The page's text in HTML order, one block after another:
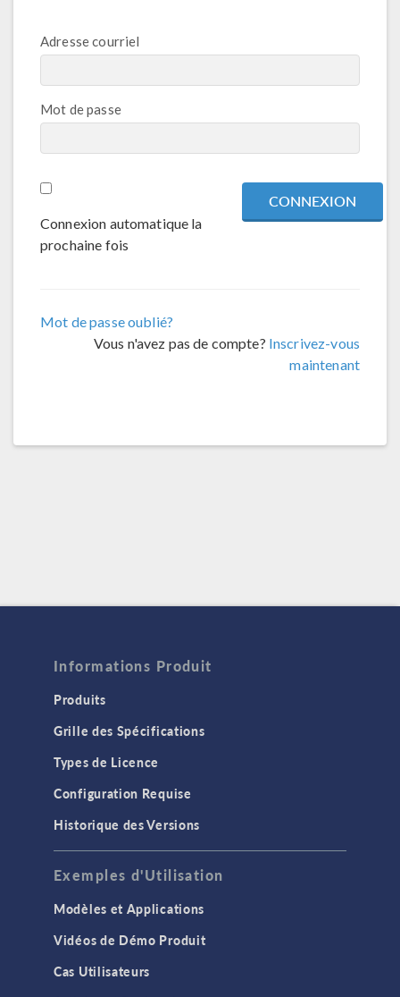
Adresse courriel
Mot de passe
Connexion automatique la
prochaine fois
Mot de passe oublié?
Vous n'avez pas de compte? Inscrivez-vous
maintenant
Informations Produit
Produits
Grille des Spécifications
Types de Licence
Configuration Requise
Historique des Versions
Exemples d'Utilisation
Modèles et Applications
Vidéos de Démo Produit
Cas Utilisateurs